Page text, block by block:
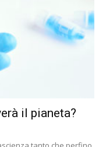
il pianeta?